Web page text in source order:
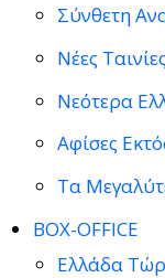
Σύνθετη
Νέες
Νεότερα
Αφίσες
Τα
BOX-OFFICE
Ελλάδα